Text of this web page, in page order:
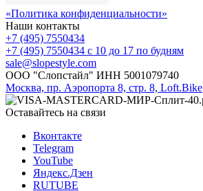
«Политика конфиденциальности»
Наши контакты
+7 (495) 7550434
+7 (495) 7550434 с 10 до 17 по будням
sale@slopestyle.com
ООО "Слопстайл" ИНН 5001079740
Москва, пр. Аэропорта 8, стр. 8, Loft.Bike
Оставайтесь на связи
Вконтакте
Telegram
YouTube
Яндекс.Дзен
RUTUBE